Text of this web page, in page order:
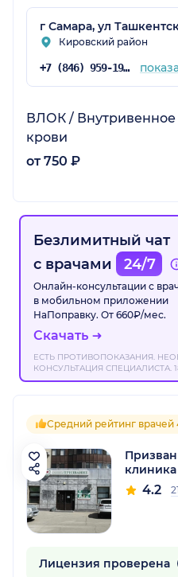
г Самара, ул
Кировский район
+7 (846) 959-19-10
ВЛОК / Внутривенное
крови
от 750 ₽
Безлимитный чат
с врачами
24/7
Онлайн-консультации с
в мобильном приложении
НаПоправку. От 660₽/мес.
Скачать
ЕСТЬ ПРОТИВОПОКАЗАНИЯ.
КОНСУЛЬТАЦИЯ СПЕЦИАЛИСТА.
Средний рейтинг врачей
клиника
4.2
Лицензия проверена